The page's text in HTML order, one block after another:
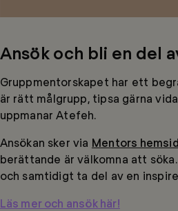
Ansök och bli en del
Gruppmentorskapet har ett
är rätt målgrupp, tipsa gärna
uppmanar Atefeh.
Ansökan sker via Mentors
berättande är välkomna att
och samtidigt ta del av en
Läs mer och ansök här!